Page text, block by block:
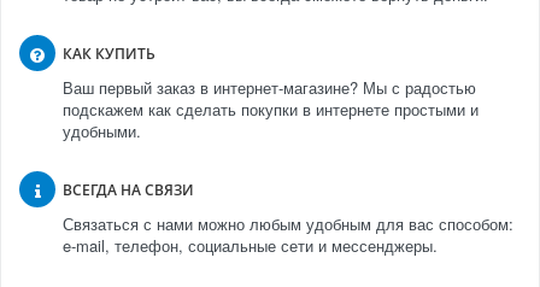
КАК КУПИТЬ
Ваш первый заказ в интернет-магазине? Мы с радостью
подскажем как сделать покупки в интернете простыми и
удобными.
ВСЕГДА НА СВЯЗИ
Связаться с нами можно любым удобным для вас способом:
e-mail, телефон, социальные сети и мессенджеры.